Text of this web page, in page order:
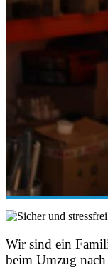
Wir sind ein
beim Umzug